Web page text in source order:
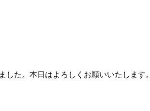
た。本日はよろしくお願いいたします。